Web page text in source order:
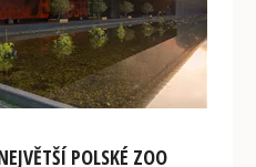
POLSKÉ ZOO